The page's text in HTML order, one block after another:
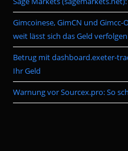
Gimcoinese, GimCN und
weit lässt sich das Geld verfolgen
Betrug mit dashboard.exeter-
Ihr Geld
Warnung vor Sourcex.pro: So